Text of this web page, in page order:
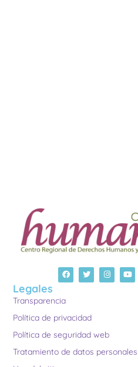
Legales
Transparencia
Política de privacidad
Política de seguridad web
Tratamiento de datos personales